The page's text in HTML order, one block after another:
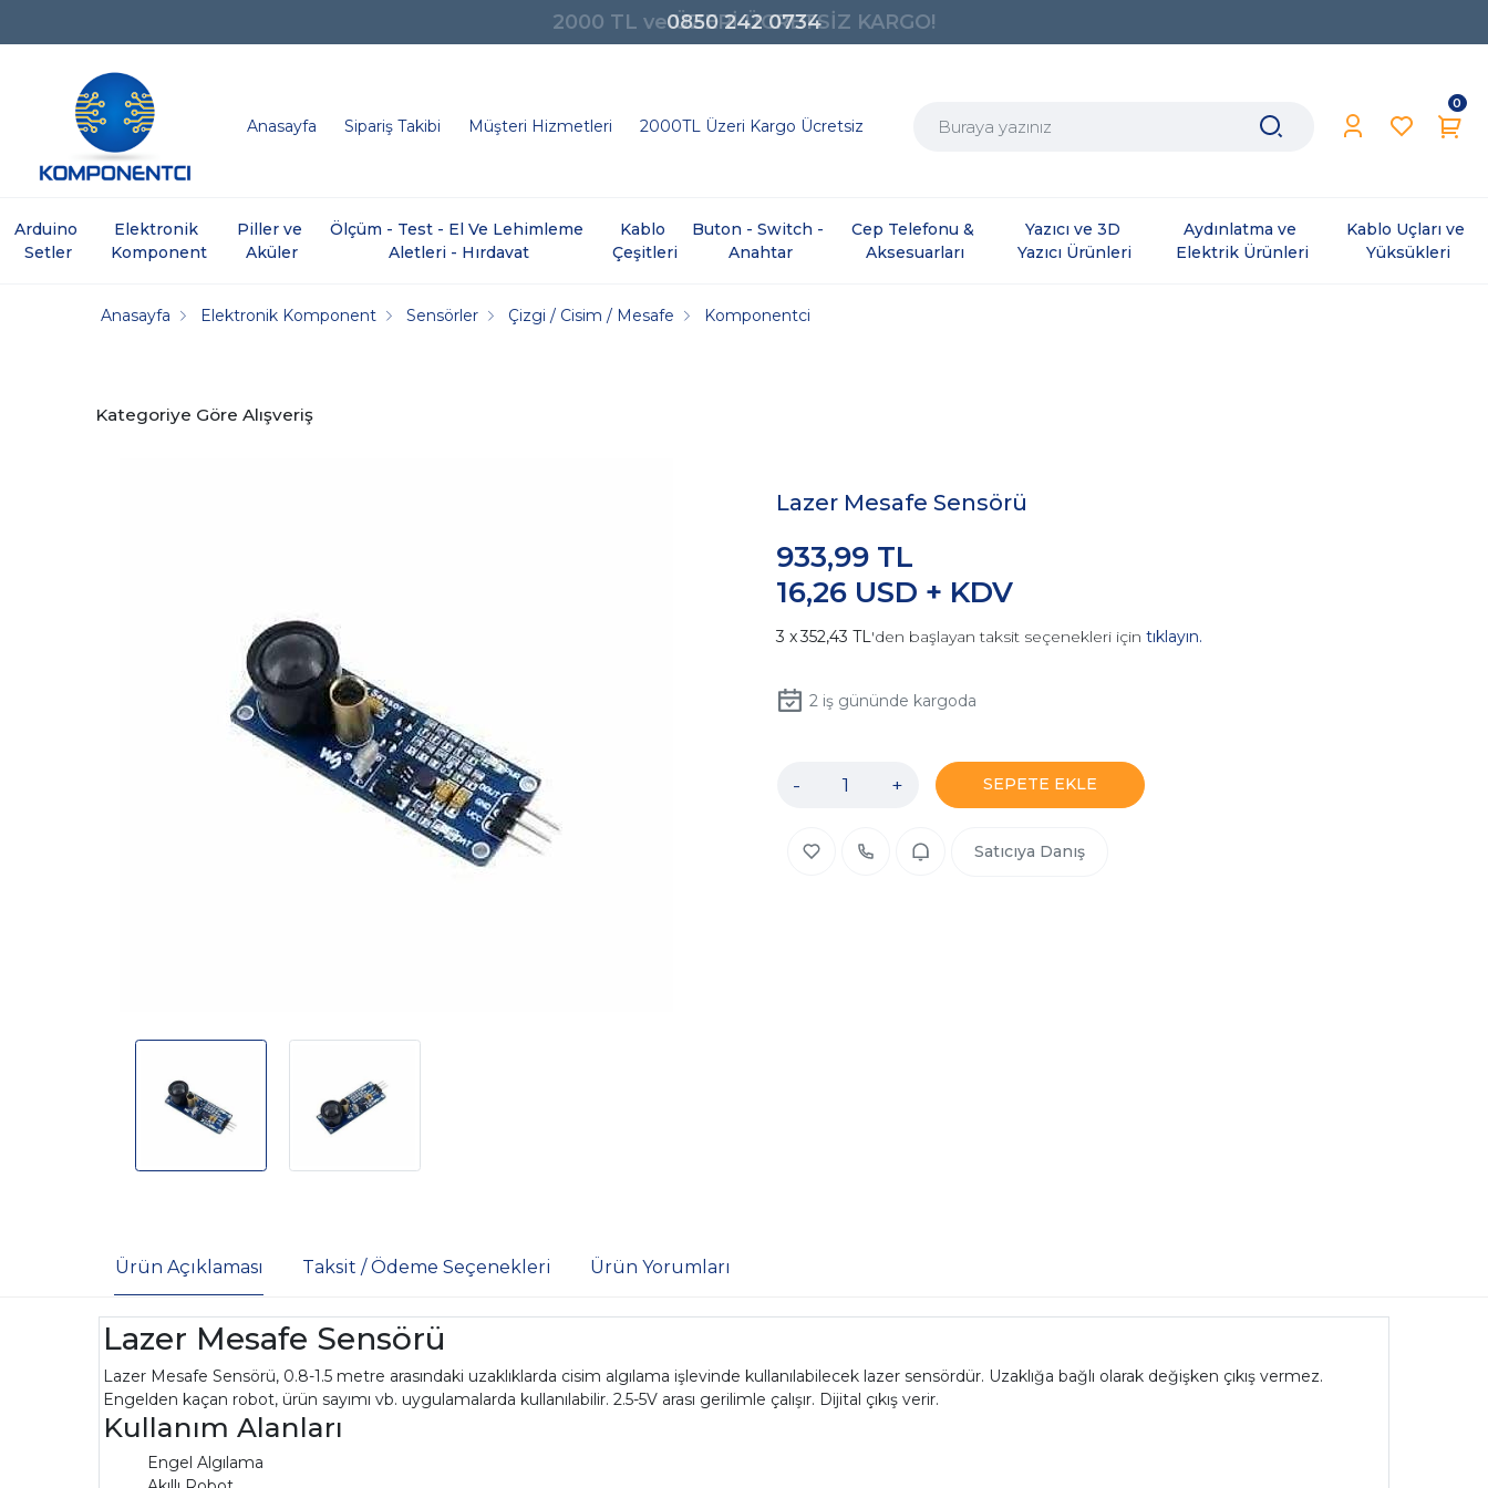
0850 242 0734
Anasayfa Sipariş Takibi Müşteri Hizmetleri 2000TL Üzeri Kargo Ücretsiz
0
Arduino
Setler
Elektronik
Komponent
Piller ve
Aküler
Ölçüm - Test - El Ve Lehimleme
Aletleri - Hırdavat
Kablo
Çeşitleri
Buton - Switch -
Anahtar
Cep Telefonu &
Aksesuarları
Yazıcı ve 3D
Yazıcı Ürünleri
Aydınlatma ve
Elektrik Ürünleri
Kablo Uçları ve
Yüksükleri
Anasayfa Elektronik Komponent Sensörler Çizgi / Cisim / Mesafe Komponentci
Kategoriye Göre Alışveriş
Lazer Mesafe Sensörü
16,26 USD + KDV
933,99 TL
352,43 TL'den başlayan taksit seçenekleri için tıklayın.
2iş gününde kargoda
- + SEPETE EKLE
Satıcıya Danış
Ürün Açıklaması Taksit / Ödeme Seçenekleri Ürün Yorumları
Lazer Mesafe Sensörü
Lazer Mesafe Sensörü, 0.8-1.5 metre arasındaki uzaklıklarda cisim algılama işlevinde kullanılabilecek lazer sensördür. Uzaklığa bağlı olarak değişken çıkış vermez.
Engelden kaçan robot, ürün sayımı vb. uygulamalarda kullanılabilir. 2.5-5V arası gerilimle çalışır. Dijital çıkış verir.
Kullanım Alanları
Engel Algılama